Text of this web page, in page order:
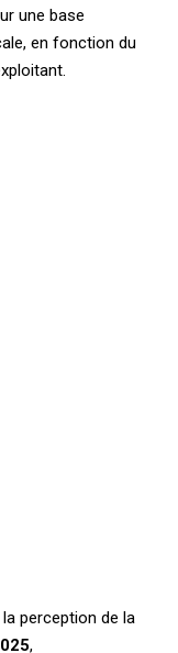
une base
en fonction du
perception de la
,